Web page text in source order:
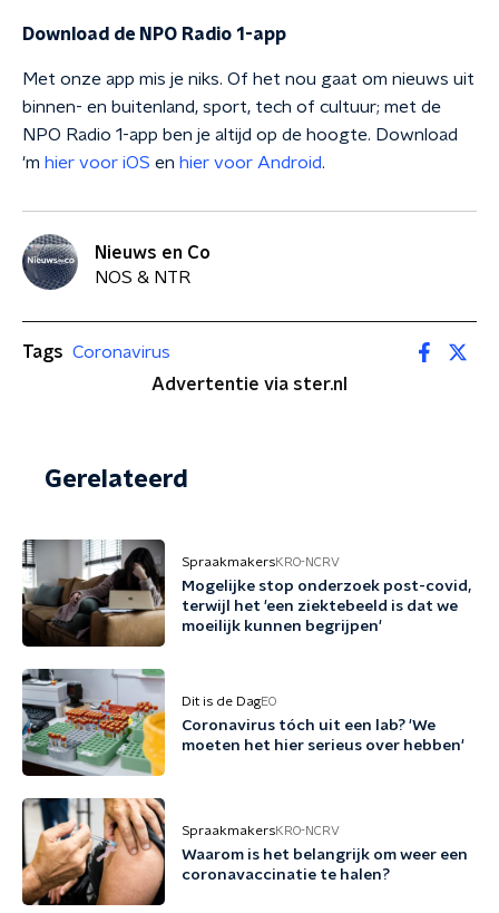
Download de NPO Radio 1-app
Met onze app mis je niks. Of het nou gaat om nieuws uit
binnen- en buitenland, sport, tech of cultuur; met de
NPO Radio 1-app ben je altijd op de hoogte. Download
'm hier voor iOS en hier voor Android.
Nieuws en Co
NOS & NTR
Tags Coronavirus
Advertentie via ster.nl
Gerelateerd
SpraakmakersKRO-NCRV
Mogelijke stop onderzoek post-covid,
terwijl het 'een ziektebeeld is dat we
moeilijk kunnen begrijpen'
Dit is de DagEO
Coronavirus tóch uit een lab? 'We
moeten het hier serieus over hebben'
SpraakmakersKRO-NCRV
Waarom is het belangrijk om weer een
coronavaccinatie te halen?